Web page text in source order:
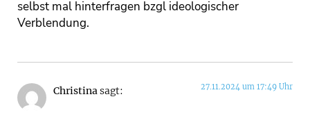
selbst mal hinterfragen bzgl ideologischer
Verblendung.
Christinasagt: 27.11.2024 um 17:49 Uhr